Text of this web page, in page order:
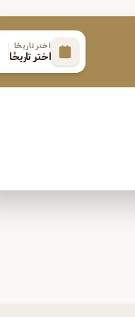
اختر تاريخًا
اختر تاريخًا